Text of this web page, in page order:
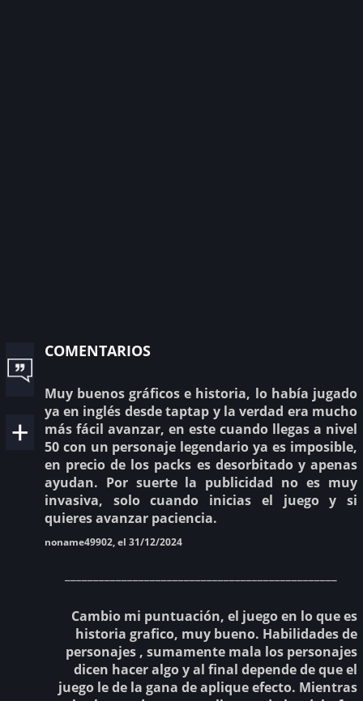
comentarios
Muy buenos gráficos e historia, lo había jugado
ya en inglés desde taptap y la verdad era mucho
más fácil avanzar, en este cuando llegas a nivel
50 con un personaje legendario ya es imposible,
en precio de los packs es desorbitado y apenas
ayudan. Por suerte la publicidad no es muy
invasiva, solo cuando inicias el juego y si
quieres avanzar paciencia.
noname49902, el 31/12/2024
Cambio mi puntuación, el juego en lo que es
historia grafico, muy bueno. Habilidades de
personajes , sumamente mala los personajes
dicen hacer algo y al final depende de que el
juego le de la gana de aplique efecto. Mientras